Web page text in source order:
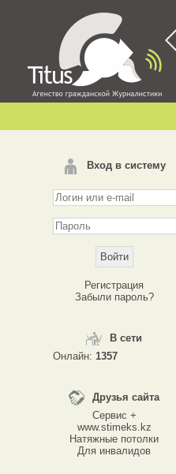
Вход в систему
Регистрация
Забыли пароль?
В сети
Онлайн: 1357
Друзья сайта
Сервис +
www.stimeks.kz
Натяжные потолки
Для инвалидов